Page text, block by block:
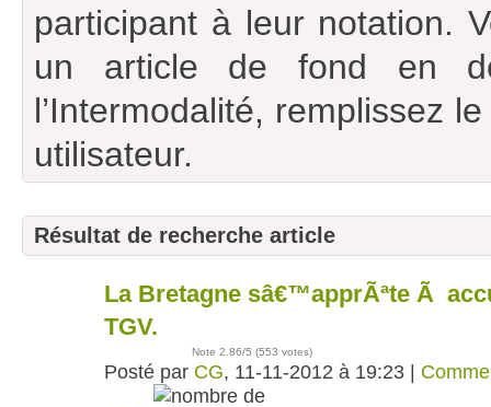
participant à leur notation.
un article de fond en
l’Intermodalité, remplissez
utilisateur.
Résultat de recherche article
La Bretagne sâ€™apprÃªte Ã
TGV.
Note 2.86/5 (553 votes)
Posté par CG, 11-11-2012 à 19:23 |